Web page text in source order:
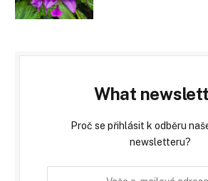
What
Proč se přihlásit k odběru
newsletteru?